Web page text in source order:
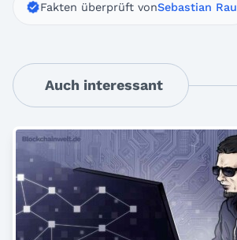
Fakten überprüft vonSebastian Rau
Auch interessant